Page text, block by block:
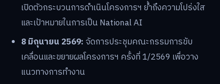
เปิดตัวกระบวนการดำเนินโครงการฯ ย้ำถึงความโปร่งใส
และเป้าหมายในการเป็น National AI
8 มิถุนายน 2569: จัดการประชุมคณะกรรมการขับ
เคลื่อนและขยายผลโครงการฯ ครั้งที่ 1/2569 เพื่อวาง
แนวทางการทำงาน